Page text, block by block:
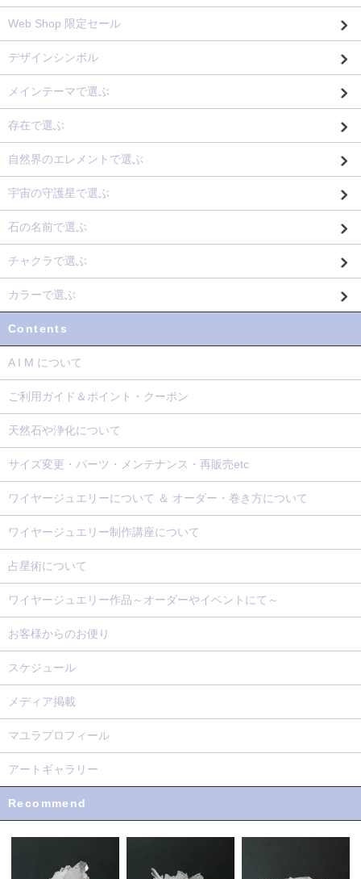
Web Shop 限定セール
デザインシンボル
メインテーマで選ぶ
存在で選ぶ
自然界のエレメントで選ぶ
宇宙の守護星で選ぶ
石の名前で選ぶ
チャクラで選ぶ
カラーで選ぶ
Contents
A I M について
ご利用ガイド＆ポイント・クーポン
天然石や浄化について
サイズ変更・パーツ・メンテナンス・再販売etc
ワイヤージュエリーについて ＆ オーダー・巻き方について
ワイヤージュエリー制作講座について
占星術について
ワイヤージュエリー作品～オーダーやイベントにて～
お客様からのお便り
スケジュール
メディア掲載
マユラプロフィール
アートギャラリー
Recommend